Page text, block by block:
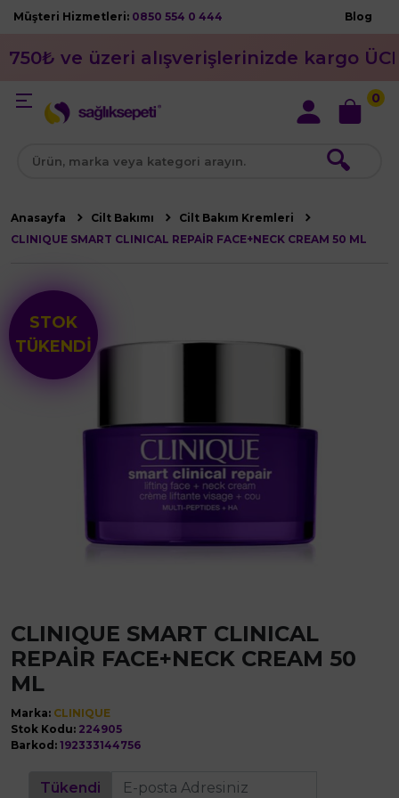
Müşteri Hizmetleri: 0850 554 0 444 Blog
750₺ ve üzeri alışverişlerinizde kargo
🔍
0
Anasayfa Cilt Bakımı
Cilt Bakım Kremleri
CLINIQUE SMART CLINICAL REPAİR FACE+NECK CREAM 50 ML
STOK
TÜKENDİ
CLINIQUE SMART CLINICAL
REPAİR FACE+NECK CREAM 50
ML
Marka: CLINIQUE
Stok Kodu: 224905
Barkod: 192333144756
Tükendi